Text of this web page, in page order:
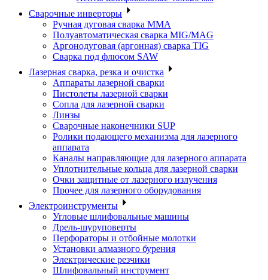
Сварочные инверторы
Ручная дуговая сварка MMA
Полуавтоматическая сварка MIG/MAG
Аргонодуговая (аргонная) сварка TIG
Сварка под флюсом SAW
Лазерная сварка, резка и очистка
Аппараты лазерной сварки
Пистолеты лазерной сварки
Сопла для лазерной сварки
Линзы
Сварочные наконечники SUP
Ролики подающего механизма для лазерного
аппарата
Каналы направляющие для лазерного аппарата
Уплотнительные кольца для лазерной сварки
Очки защитные от лазерного излучения
Прочее для лазерного оборудования
Электроинструменты
Угловые шлифовальные машины
Дрель-шуруповерты
Перфораторы и отбойные молотки
Установки алмазного бурения
Электрические резчики
Шлифовальный инструмент